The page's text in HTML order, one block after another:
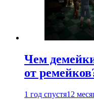
Чем
от
1 год спустя12